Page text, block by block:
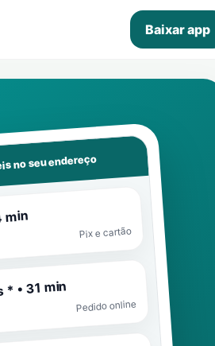
Baixar app
no seu endereço
min
Pix e cartão
• 31 min
Pedido online